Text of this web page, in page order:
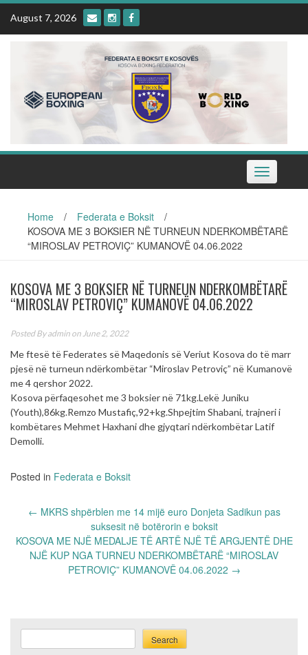
Skip
content
August 7, 2026
Toggle
navigation
Home / Federata e Boksit
/
KOSOVA ME 3 BOKSIER NË TURNEUN NDERKOMBËTARË
“MIROSLAV PETROVIÇ” KUMANOVË 04.06.2022
KOSOVA ME 3 BOKSIER NË TURNEUN NDERKOMBËTARË
“MIROSLAV PETROVIÇ” KUMANOVË 04.06.2022
Posted Byadmin on June 2, 2022
Me ftesë të Federates së Maqedonis së Veriut Kosova do të marr
pjesë në turneun ndërkombëtar “Miroslav Petroviç” në Kumanovë
me 4 qershor 2022.
Kosova përfaqesohet me 3 boksier në 71kg.Lekë Juniku
(Youth),86kg.Remzo Mustafiç,92+kg.Shpejtim Shabani, trajneri i
kombëtares Mehmet Haxhani dhe gjyqtari ndërkombëtar Latif
Demolli.
Posted in Federata e Boksit
Post← MKRS shpërblen me 14 mijë euro Donjeta Sadikun pas
suksesit në botërorin e boksit
KOSOVA ME NJË MEDALJE TË ARTË NJË TË ARGJENTË DHE
NJË KUP NGA TURNEU NDERKOMBËTARË “MIROSLAV
PETROVIÇ” KUMANOVË 04.06.2022 →
Search